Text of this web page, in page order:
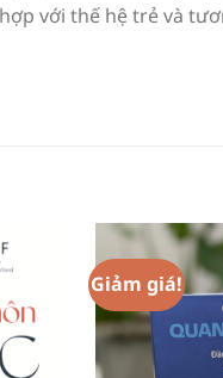
với thế hệ trẻ và
Wishlist
Giảm giá!